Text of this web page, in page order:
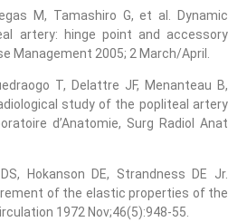
M, Tamashiro G, et al. Dynamic
artery: hinge point and accessory
Management 2005; 2 March/April.
T, Delattre JF, Menanteau B,
study of the popliteal artery
d’Anatomie, Surg Radiol Anat
Hokanson DE, Strandness DE Jr.
of the elastic properties of the
1972 Nov;46(5):948-55.